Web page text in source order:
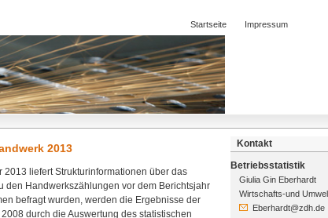
Startseite Impressum
2013
liefert Strukturinformationen über das
den Handwerkszählungen vor dem Berichtsjahr
befragt wurden, werden die Ergebnisse der
durch die Auswertung des statistischen
Kontakt
Betriebsstatistik
Giulia Gin Eberhardt
Wirtschafts-und
Eberhardt@zdh.de